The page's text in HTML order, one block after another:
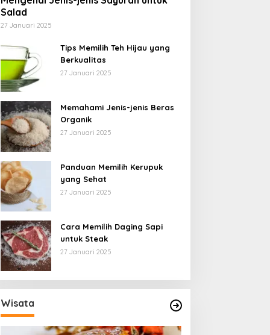
Salad
27 Januari 2025
Tips Memilih Teh Hijau yang
Berkualitas
27 Januari 2025
Memahami Jenis-jenis Beras
Organik
27 Januari 2025
Panduan Memilih Kerupuk
yang Sehat
27 Januari 2025
Cara Memilih Daging Sapi
untuk Steak
27 Januari 2025
Wisata